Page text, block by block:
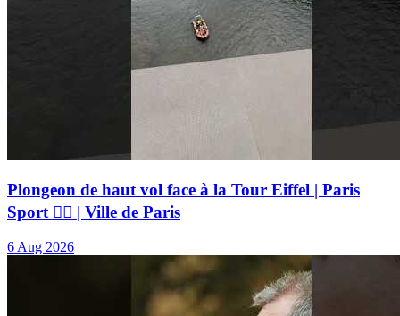
Plongeon de haut vol face à la Tour Eiffel | Paris
Sport 🏃‍♂️ | Ville de Paris
6 Aug 2026